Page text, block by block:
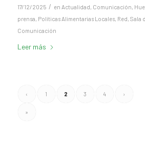
17/12/2025 / en Actualidad, Comunicación,
prensa, Políticas Alimentarias Locales, Red, Sala
Comunicación
Leer más
‹ 1 2 3 4 ›
»